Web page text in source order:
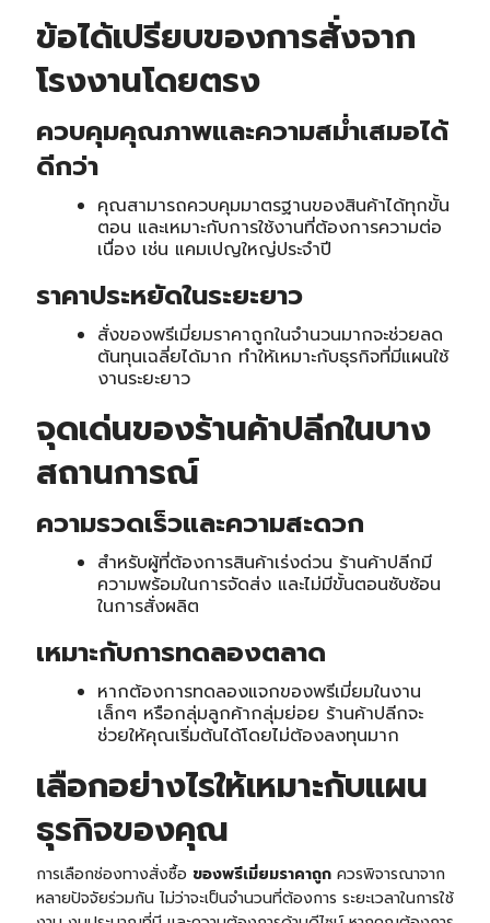
ข้อได้เปรียบของการสั่งจาก
โรงงานโดยตรง
ควบคุมคุณภาพและความสม่ำเสมอได้
ดีกว่า
คุณสามารถควบคุมมาตรฐานของสินค้าได้ทุกขั้น
ตอน และเหมาะกับการใช้งานที่ต้องการความต่อ
เนื่อง เช่น แคมเปญใหญ่ประจำปี
ราคาประหยัดในระยะยาว
สั่งของพรีเมี่ยมราคาถูกในจำนวนมากจะช่วยลด
ต้นทุนเฉลี่ยได้มาก ทำให้เหมาะกับธุรกิจที่มีแผนใช้
งานระยะยาว
จุดเด่นของร้านค้าปลีกในบาง
สถานการณ์
ความรวดเร็วและความสะดวก
สำหรับผู้ที่ต้องการสินค้าเร่งด่วน ร้านค้าปลีกมี
ความพร้อมในการจัดส่ง และไม่มีขั้นตอนซับซ้อน
ในการสั่งผลิต
เหมาะกับการทดลองตลาด
หากต้องการทดลองแจกของพรีเมี่ยมในงาน
เล็กๆ หรือกลุ่มลูกค้ากลุ่มย่อย ร้านค้าปลีกจะ
ช่วยให้คุณเริ่มต้นได้โดยไม่ต้องลงทุนมาก
เลือกอย่างไรให้เหมาะกับแผน
ธุรกิจของคุณ
การเลือกช่องทางสั่งซื้อ ของพรีเมี่ยมราคาถูกควรพิจารณาจาก
หลายปัจจัยร่วมกัน ไม่ว่าจะเป็นจำนวนที่ต้องการ ระยะเวลาในการใช้